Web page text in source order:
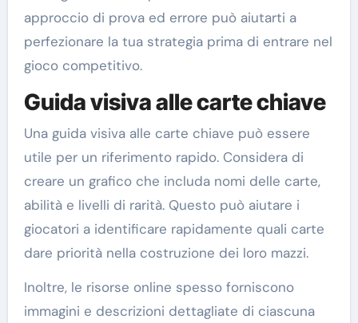
approccio di prova ed errore può aiutarti a
perfezionare la tua strategia prima di entrare nel
gioco competitivo.
Guida visiva alle carte chiave
Una guida visiva alle carte chiave può essere
utile per un riferimento rapido. Considera di
creare un grafico che includa nomi delle carte,
abilità e livelli di rarità. Questo può aiutare i
giocatori a identificare rapidamente quali carte
dare priorità nella costruzione dei loro mazzi.
Inoltre, le risorse online spesso forniscono
immagini e descrizioni dettagliate di ciascuna